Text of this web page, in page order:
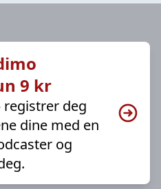
9 kr
registrer deg
dine med en
og